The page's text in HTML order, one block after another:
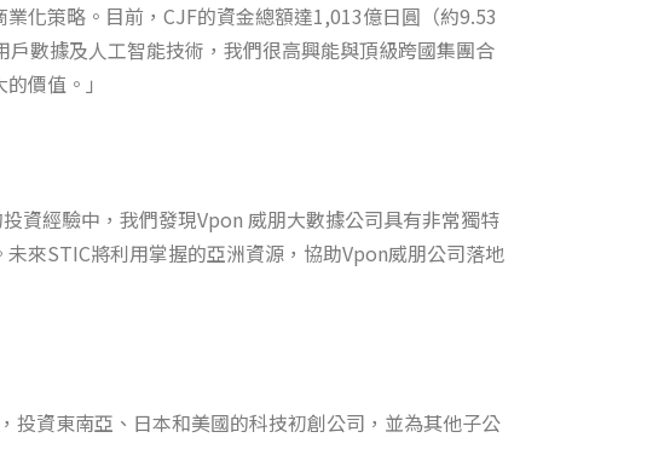
化策略。目前，CJF的資金總額達1,013億日圓（約9.53
數據及人工智能技術，我們很高興能與頂級跨國集團合
價值。」
資經驗中，我們發現Vpon 威朋大數據公司具有非常獨特
來STIC將利用掌握的亞洲資源，協助Vpon威朋公司落地
投資東南亞、日本和美國的科技初創公司，並為其他子公